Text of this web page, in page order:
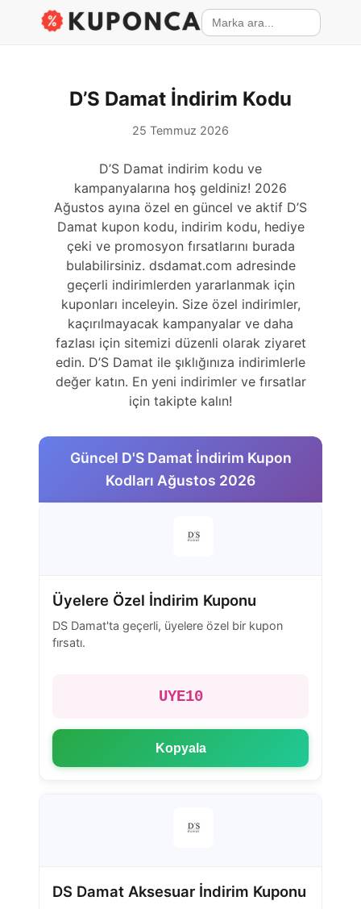
D’S Damat İndirim Kodu
25 Temmuz 2026
D’S Damat indirim kodu ve
kampanyalarına hoş geldiniz! 2026
Ağustos ayına özel en güncel ve aktif D’S
Damat kupon kodu, indirim kodu, hediye
çeki ve promosyon fırsatlarını burada
bulabilirsiniz. dsdamat.com adresinde
geçerli indirimlerden yararlanmak için
kuponları inceleyin. Size özel indirimler,
kaçırılmayacak kampanyalar ve daha
fazlası için sitemizi düzenli olarak ziyaret
edin. D’S Damat ile şıklığınıza indirimlerle
değer katın. En yeni indirimler ve fırsatlar
için takipte kalın!
Güncel D'S Damat İndirim Kupon
Kodları Ağustos 2026
Üyelere Özel İndirim Kuponu
DS Damat'ta geçerli, üyelere özel bir kupon
fırsatı.
UYE10
Kopyala
DS Damat Aksesuar İndirim Kuponu